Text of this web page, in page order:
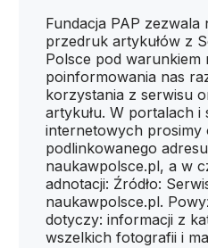
Fundacja PAP zezwala
przedruk artykułów z
Polsce pod warunkiem
poinformowania nas
korzystania z serwisu
artykułu. W portalach i
internetowych prosimy
podlinkowanego
naukawpolsce.pl, a w
adnotacji: Źródło:
naukawpolsce.pl.
dotyczy: informacji z
wszelkich fotografii i